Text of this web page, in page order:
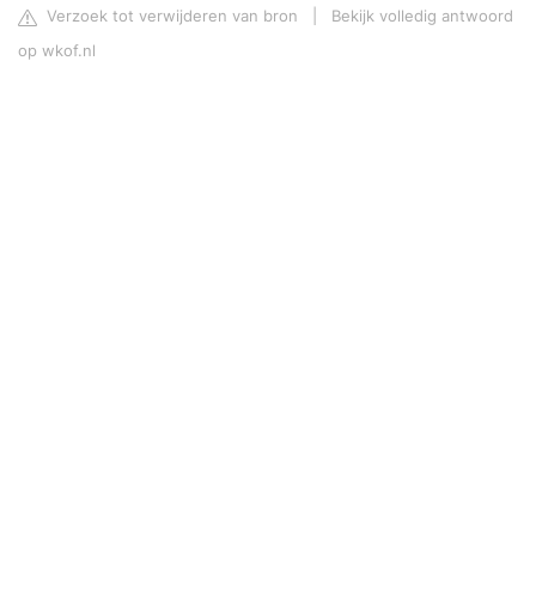
Verzoek tot verwijderen van bron
Bekijk volledig antwoord
op wkof.nl